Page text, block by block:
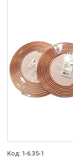
WP
Свічки
розжарювання
Авто
Оптика,
1-6.35-1